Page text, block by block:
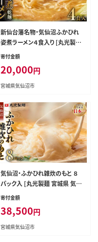
新仙台藩名物・気仙沼ふかひれ
姿煮ラーメン４食入り [丸光製麺
宮城県 気仙沼市 20563383]
寄付金額
20,000円
宮城県気仙沼市
気仙沼・ふかひれ雑炊のもと ８
パック入 [丸光製麺 宮城県 気仙
沼市 20563384]
寄付金額
38,500円
宮城県気仙沼市